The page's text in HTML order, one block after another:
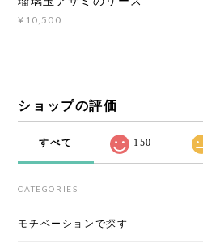
¥10,500
ショップの評価
すべて 150
CATEGORIES
モチベーションで探す